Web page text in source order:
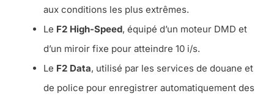
aux conditions les plus extrêmes.
Le F2 High-Speed, équipé d’un moteur DMD et
d’un miroir fixe pour atteindre 10 i/s.
Le F2 Data, utilisé par les services de douane et
de police pour enregistrer automatiquement des